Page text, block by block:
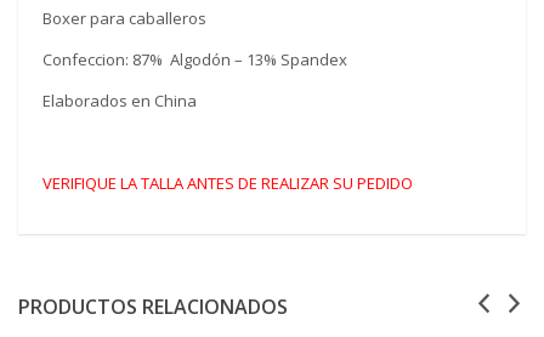
Boxer para caballeros
Confeccion: 87% Algodón – 13% Spandex
Elaborados en China
VERIFIQUE LA TALLA ANTES DE REALIZAR SU PEDIDO
PRODUCTOS RELACIONADOS